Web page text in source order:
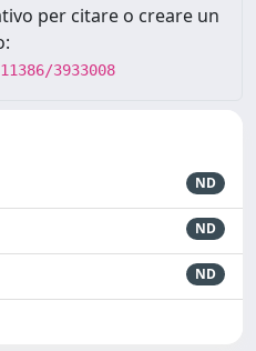
per citare o creare un
3933008
ND
ND
ND